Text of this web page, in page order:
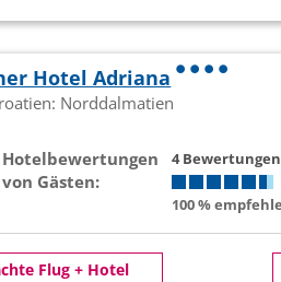
Hotel Adriana
Norddalmatien
Hotelbewertungen
von Gästen:
4
100 %
Flug + Hotel